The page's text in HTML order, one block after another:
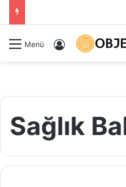
Menü Kayıt Ol
Sağlık